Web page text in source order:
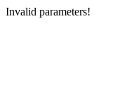
Invalid parameters!